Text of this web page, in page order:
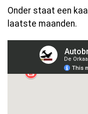
Onder staat een
laatste maanden.